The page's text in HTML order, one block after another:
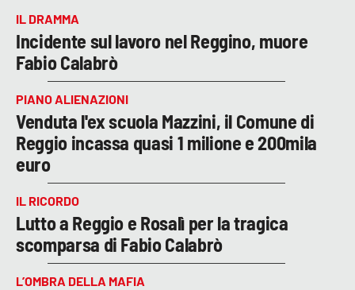
IL DRAMMA
Incidente sul lavoro nel Reggino, muore
Fabio Calabrò
PIANO ALIENAZIONI
Venduta l'ex scuola Mazzini, il Comune di
Reggio incassa quasi 1 milione e 200mila
euro
IL RICORDO
Lutto a Reggio e Rosalì per la tragica
scomparsa di Fabio Calabrò
L’OMBRA DELLA MAFIA